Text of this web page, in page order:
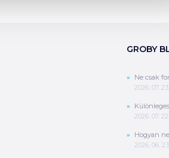
GROBY
Ne csak
2026. 07. 23.
2026. 07. 22.
Hogyan
2026. 06. 23.